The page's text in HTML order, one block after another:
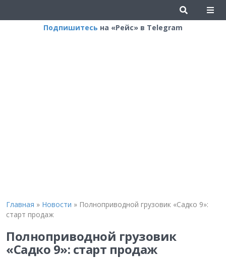
Подпишитесь на «Рейс» в Telegram
Главная » Новости » Полноприводной грузовик «Садко 9»:
старт продаж
Полноприводной грузовик
«Садко 9»: старт продаж